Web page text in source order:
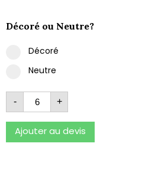
Décoré ou Neutre?
Décoré
Neutre
- +
Ajouter au devis